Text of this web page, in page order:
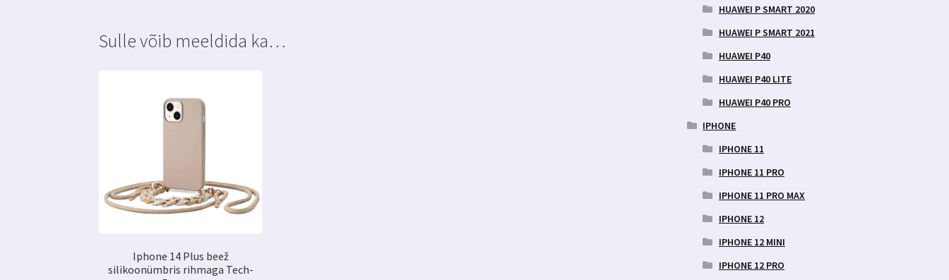
Sulle võib meeldida ka…
Iphone 14 Plus beež
silikoonümbris rihmaga Tech-
HUAWEI P SMART 2020
HUAWEI P SMART 2021
HUAWEI P40
HUAWEI P40 LITE
HUAWEI P40 PRO
IPHONE
IPHONE 11
IPHONE 11 PRO
IPHONE 11 PRO MAX
IPHONE 12
IPHONE 12 MINI
IPHONE 12 PRO